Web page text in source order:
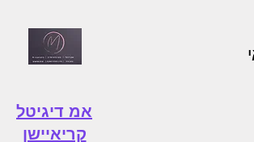
אמ דיגיטל
קריאיישן